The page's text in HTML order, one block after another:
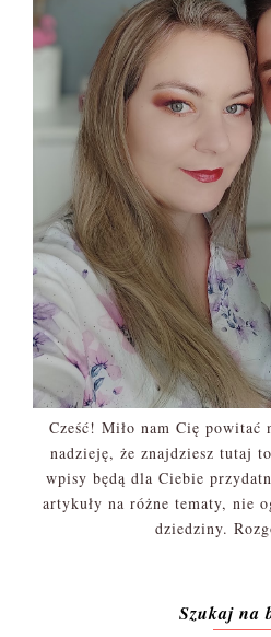
Cześć! Miło nam Cię powitać
nadzieję, że znajdziesz tutaj
wpisy będą dla Ciebie
artykuły na różne tematy, nie
dziedziny.
Szukaj na